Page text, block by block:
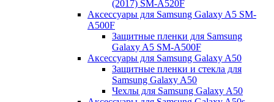
(2017) SM-A520F
Аксессуары для Samsung Galaxy A5 SM-
A500F
Защитные пленки для Samsung
Galaxy A5 SM-A500F
Аксессуары для Samsung Galaxy A50
Защитные пленки и стекла для
Samsung Galaxy A50
Чехлы для Samsung Galaxy A50